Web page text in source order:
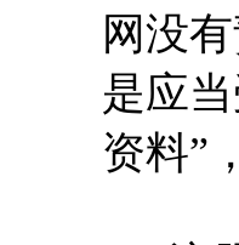
网没
是应
资料”